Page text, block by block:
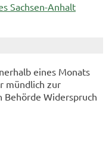
Sachsen-Anhalt
eines Monats
mündlich zur
Widerspruch